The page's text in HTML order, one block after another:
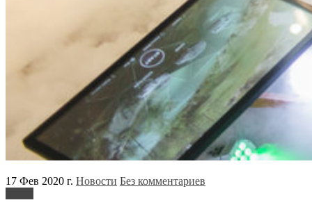
17 Фев 2020 г. Новости Без комментариев